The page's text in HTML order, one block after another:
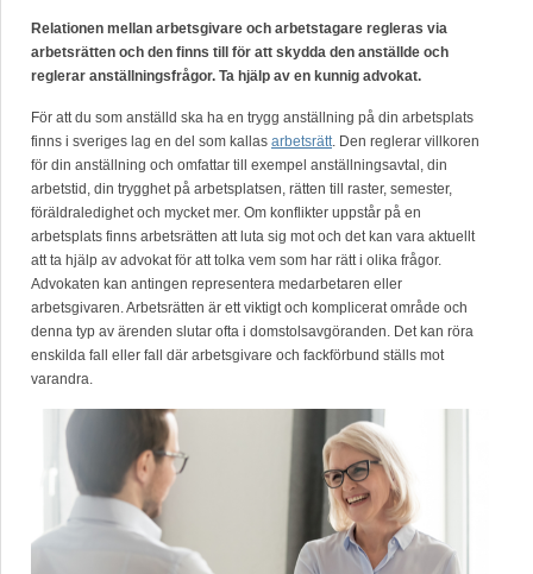
Relationen mellan arbetsgivare och arbetstagare regleras via
arbetsrätten och den finns till för att skydda den anställde och
reglerar anställningsfrågor. Ta hjälp av en kunnig advokat.
För att du som anställd ska ha en trygg anställning på din arbetsplats
finns i sveriges lag en del som kallas arbetsrätt. Den reglerar villkoren
för din anställning och omfattar till exempel anställningsavtal, din
arbetstid, din trygghet på arbetsplatsen, rätten till raster, semester,
föräldraledighet och mycket mer. Om konflikter uppstår på en
arbetsplats finns arbetsrätten att luta sig mot och det kan vara aktuellt
att ta hjälp av advokat för att tolka vem som har rätt i olika frågor.
Advokaten kan antingen representera medarbetaren eller
arbetsgivaren. Arbetsrätten är ett viktigt och komplicerat område och
denna typ av ärenden slutar ofta i domstolsavgöranden. Det kan röra
enskilda fall eller fall där arbetsgivare och fackförbund ställs mot
varandra.